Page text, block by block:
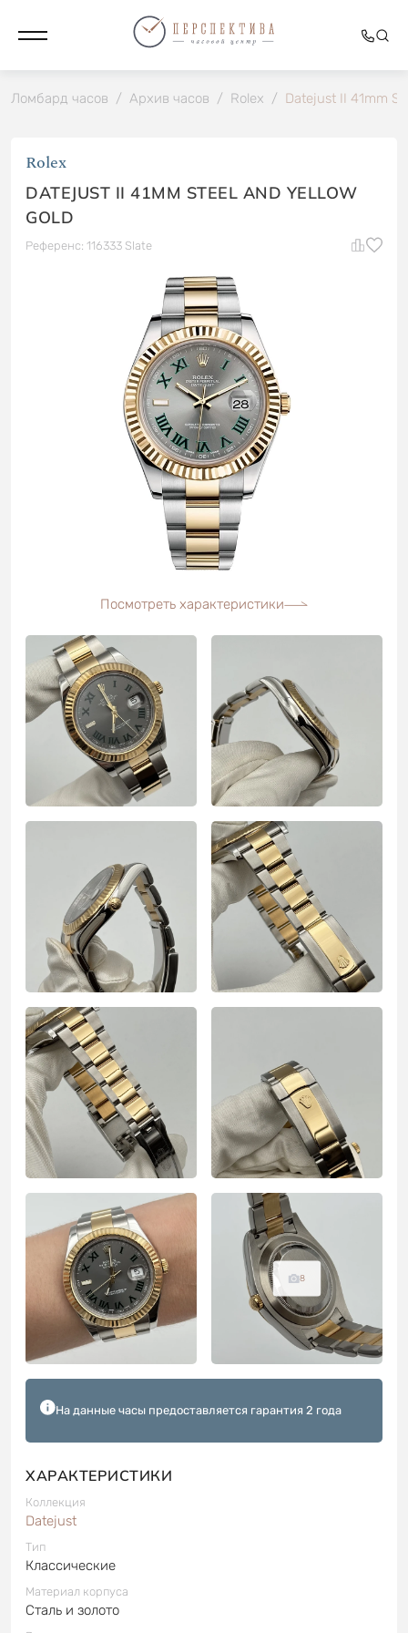
Ломбард часов / Архив часов / Rolex / Datejust II 41mm
Rolex
DATEJUST II 41MM STEEL AND YELLOW
GOLD
Референс: 116333 Slate
Посмотреть характеристики
8
На данные часы предоставляется гарантия 2 года
ХАРАКТЕРИСТИКИ
Коллекция
Datejust
Тип
Классические
Материал корпуса
Сталь и золото